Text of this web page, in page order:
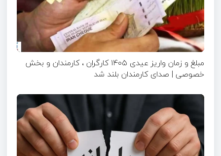
مبلغ و زمان واریز عیدی ۱۴۰۵ کارگران ، کارمندان و بخش
خصوصی | صدای کارمندان بلند شد